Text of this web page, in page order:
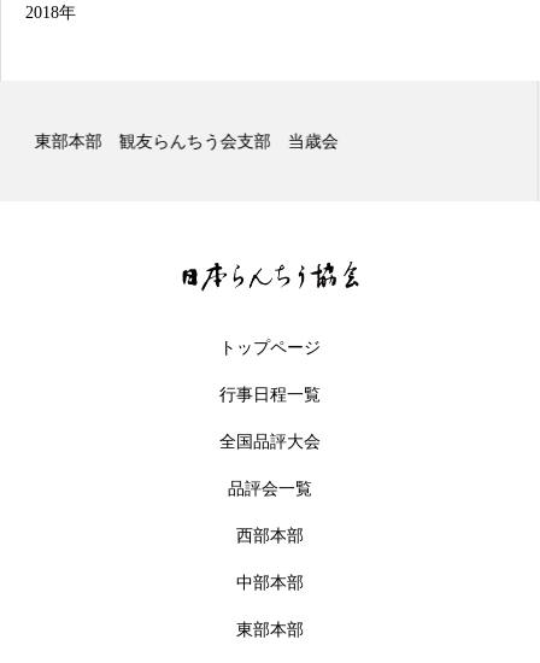
2018年
東部本部 観友らんちう会支部 二歳会
トップページ
行事日程一覧
全国品評大会
品評会一覧
西部本部
中部本部
東部本部